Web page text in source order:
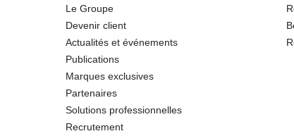
Le Groupe
Devenir client
Actualités et événements
Publications
Marques exclusives
Partenaires
Solutions professionnelles
Recrutement